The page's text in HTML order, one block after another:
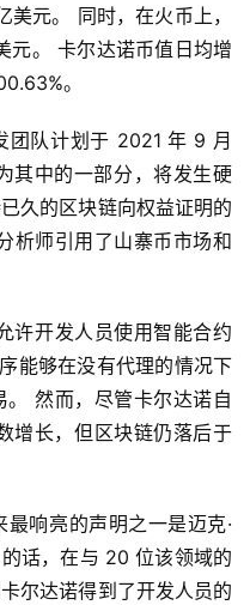
元。 同时，在火币上，
元。 卡尔达诺币值日均增
。
团队计划于 2021 年 9 月
其中的一部分，将发生硬
久的区块链向权益证明的
析师引用了山寨币市场和
许开发人员使用智能合约
能够在没有代理的情况下
然而，尽管卡尔达诺自
增长，但区块链仍落后于
响亮的声明之一是迈克·
话，在与 20 位该领域的
尔达诺得到了开发人员的